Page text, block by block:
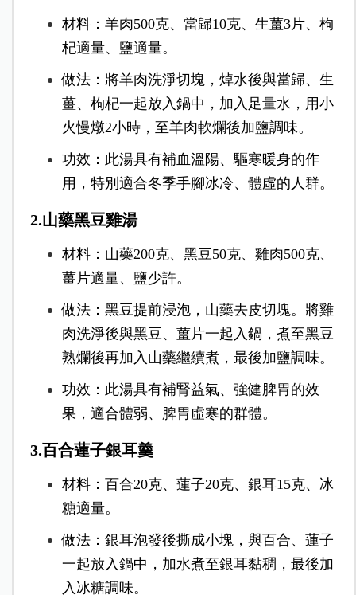
材料：羊肉500克、當歸10克、生薑3片、枸
杞適量、鹽適量。
做法：將羊肉洗淨切塊，焯水後與當歸、生
薑、枸杞一起放入鍋中，加入足量水，用小
火慢燉2小時，至羊肉軟爛後加鹽調味。
功效：此湯具有補血溫陽、驅寒暖身的作
用，特別適合冬季手腳冰冷、體虛的人群。
2.山藥黑豆雞湯
材料：山藥200克、黑豆50克、雞肉500克、
薑片適量、鹽少許。
做法：黑豆提前浸泡，山藥去皮切塊。將雞
肉洗淨後與黑豆、薑片一起入鍋，煮至黑豆
熟爛後再加入山藥繼續煮，最後加鹽調味。
功效：此湯具有補腎益氣、強健脾胃的效
果，適合體弱、脾胃虛寒的群體。
3.百合蓮子銀耳羹
材料：百合20克、蓮子20克、銀耳15克、冰
糖適量。
做法：銀耳泡發後撕成小塊，與百合、蓮子
一起放入鍋中，加水煮至銀耳黏稠，最後加
入冰糖調味。